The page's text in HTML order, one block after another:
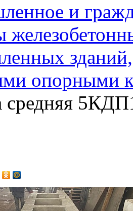
и
опорными
средняя